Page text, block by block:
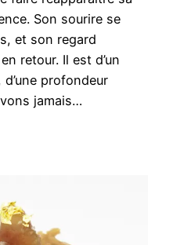
Son sourire se
et son regard
retour. Il est d’un
profondeur
jamais…